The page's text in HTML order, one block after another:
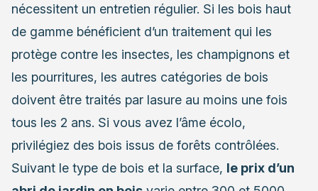
nécessitent un entretien régulier. Si les bois haut
de gamme bénéficient d’un traitement qui les
protège contre les insectes, les champignons et
les pourritures, les autres catégories de bois
doivent être traités par lasure au moins une fois
tous les 2 ans. Si vous avez l’âme écolo,
privilégiez des bois issus de forêts contrôlées.
Suivant le type de bois et la surface, le prix d’un